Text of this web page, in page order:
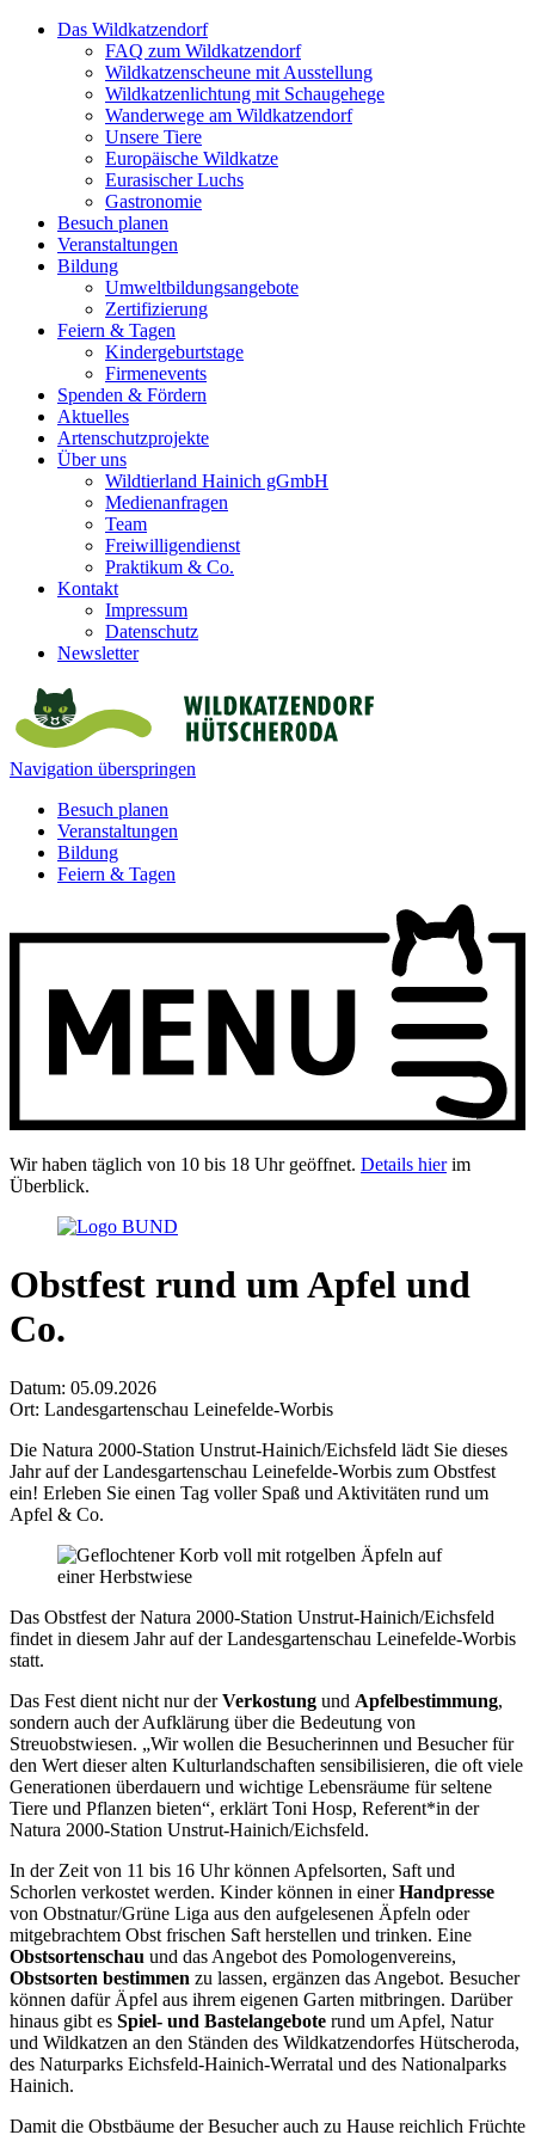
Das Wildkatzendorf
FAQ zum Wildkatzendorf
Wildkatzenscheune mit Ausstellung
Wildkatzenlichtung mit Schaugehege
Wanderwege am Wildkatzendorf
Unsere Tiere
Europäische Wildkatze
Eurasischer Luchs
Gastronomie
Besuch planen
Veranstaltungen
Bildung
Umweltbildungsangebote
Zertifizierung
Feiern & Tagen
Kindergeburtstage
Firmenevents
Spenden & Fördern
Aktuelles
Artenschutzprojekte
Über uns
Wildtierland Hainich gGmbH
Medienanfragen
Team
Freiwilligendienst
Praktikum & Co.
Kontakt
Impressum
Datenschutz
Newsletter
Navigation überspringen
Besuch planen
Veranstaltungen
Bildung
Feiern & Tagen
Wir haben täglich von 10 bis 18 Uhr geöffnet. Details hierim
Überblick.
Obstfest rund um Apfel und
Co.
Datum: 05.09.2026
Ort: Landesgartenschau Leinefelde-Worbis
Die Natura 2000-Station Unstrut-Hainich/Eichsfeld lädt Sie dieses
Jahr auf der Landesgartenschau Leinefelde-Worbis zum Obstfest
ein! Erleben Sie einen Tag voller Spaß und Aktivitäten rund um
Apfel & Co.
Das Obstfest der Natura 2000-Station Unstrut-Hainich/Eichsfeld
findet in diesem Jahr auf der Landesgartenschau Leinefelde-Worbis
statt.
Das Fest dient nicht nur derVerkostung und Apfelbestimmung,
sondern auch der Aufklärung über die Bedeutung von
Streuobstwiesen. „Wir wollen die Besucherinnen und Besucher für
den Wert dieser alten Kulturlandschaften sensibilisieren, die oft viele
Generationen überdauern und wichtige Lebensräume für seltene
Tiere und Pflanzen bieten“, erklärt Toni Hosp, Referent*in der
Natura 2000-Station Unstrut-Hainich/Eichsfeld.
In der Zeit von 11 bis 16 Uhr können Apfelsorten, Saft und
Schorlen verkostet werden. Kinder können in einerHandpresse
von Obstnatur/Grüne Liga aus den aufgelesenen Äpfeln oder
mitgebrachtem Obst frischen Saft herstellen und trinken. Eine
Obstsortenschau und das Angebot des Pomologenvereins,
Obstsorten bestimmen zu lassen, ergänzen das Angebot. Besucher
können dafür Äpfel aus ihrem eigenen Garten mitbringen. Darüber
hinaus gibt es Spiel- und Bastelangebote rund um Apfel, Natur
und Wildkatzen an den Ständen des Wildkatzendorfes Hütscheroda,
des Naturparks Eichsfeld-Hainich-Werratal und des Nationalparks
Hainich.
Damit die Obstbäume der Besucher auch zu Hause reichlich Früchte